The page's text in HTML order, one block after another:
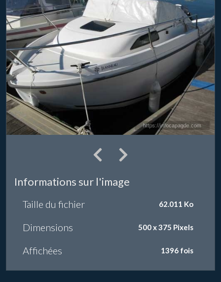
Informations sur l'image
Taille du fichier 62.011 Ko
Dimensions 500 x 375 Pixels
Affichées 1396 fois